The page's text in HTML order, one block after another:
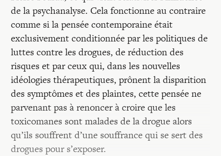
de la psychanalyse. Cela fonctionne au contraire
comme si la pensée contemporaine était
exclusivement conditionnée par les politiques de
luttes contre les drogues, de réduction des
risques et par ceux qui, dans les nouvelles
idéologies thérapeutiques, prônent la disparition
des symptômes et des plaintes, cette pensée ne
parvenant pas à renoncer à croire que les
toxicomanes sont malades de la drogue alors
qu’ils souffrent d’une souffrance qui se sert des
drogues pour s’exposer.